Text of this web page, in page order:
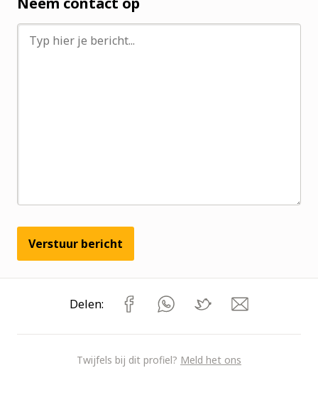
Verstuur bericht
Delen:
Twijfels bij dit profiel? Meld het ons